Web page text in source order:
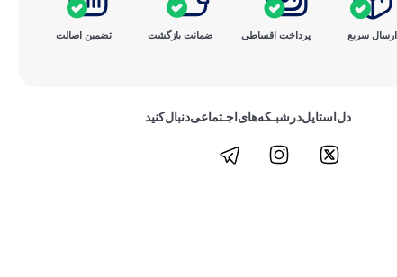
ارسال سریع پرداخت ‌اقساطی ضمانت بازگشت تضمین اصالت
دل‌استایل‌در‌‌شبـکه‌های‌اجـتماعی‌دنبال‌کنید